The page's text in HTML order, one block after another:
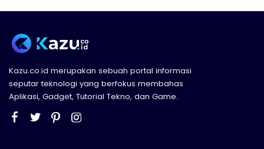
Kazu.co.id merupakan sebuah portal informasi
seputar teknologi yang berfokus membahas
Aplikasi, Gadget, Tutorial Tekno, dan Game.